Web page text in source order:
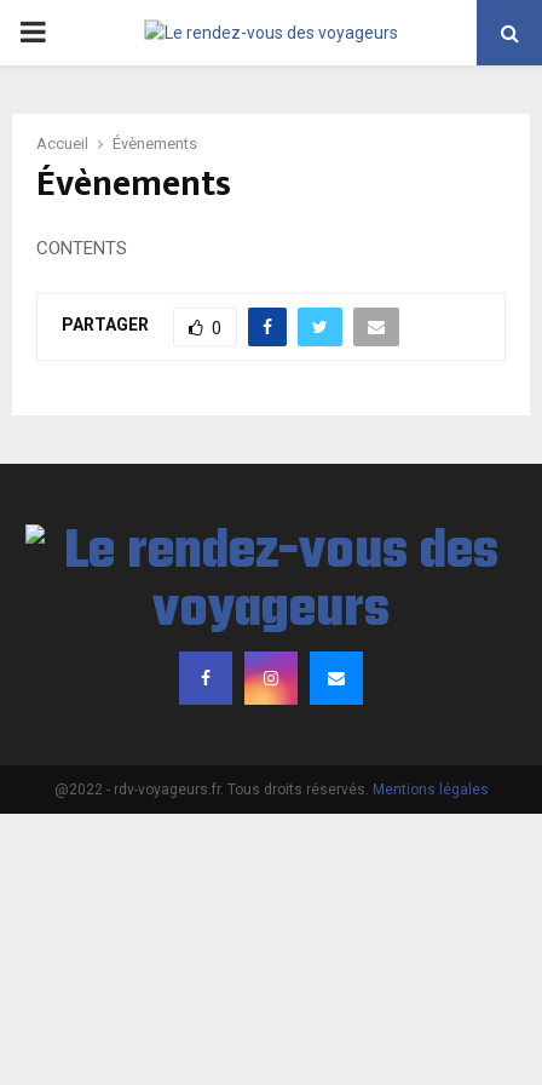
PRIMARY
Accueil Évènements
Évènements
CONTENTS
PARTAGER 0
@2022 - rdv-voyageurs.fr. Tous droits réservés. Mentions légales